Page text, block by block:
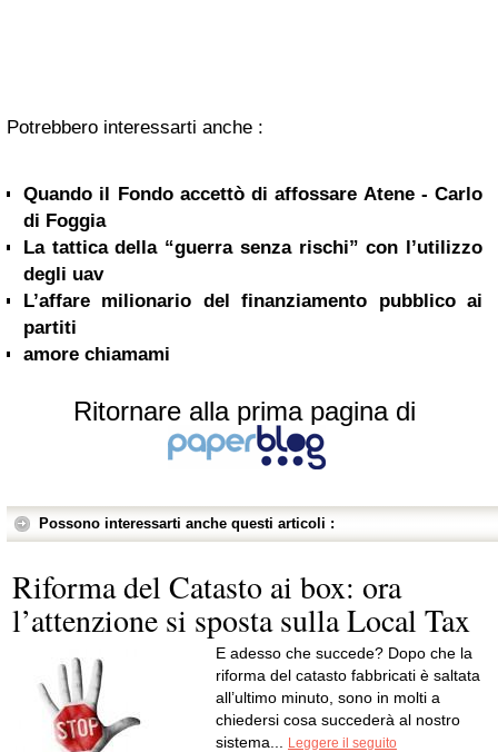
Potrebbero interessarti anche :
Quando il Fondo accettò di affossare Atene - Carlo
di Foggia
La tattica della “guerra senza rischi” con l’utilizzo
degli uav
L’affare milionario del finanziamento pubblico ai
partiti
amore chiamami
Ritornare alla prima pagina di
Possono interessarti anche questi articoli :
Riforma del Catasto ai box: ora
l’attenzione si sposta sulla Local Tax
E adesso che succede? Dopo che la
riforma del catasto fabbricati è saltata
all’ultimo minuto, sono in molti a
chiedersi cosa succederà al nostro
sistema...
Leggere il seguito